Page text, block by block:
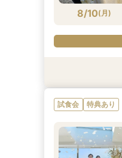
8/10( 月)
試食会 特典あり